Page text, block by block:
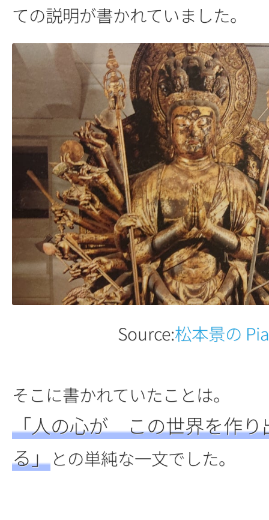
ての説明が書かれていました。
Source:松本景の
そこに書かれていたことは。
「人の心が この世界を作り
る」との単純な一文でした。